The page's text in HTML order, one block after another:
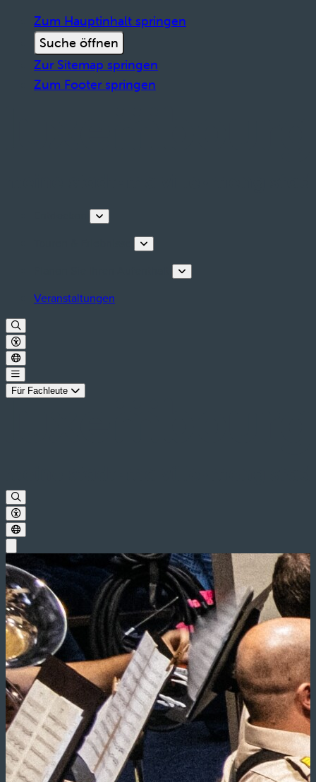
Zum Hauptinhalt springen
Suche öffnen
Zur Sitemap springen
Zum Footer springen
Veranstaltungen
Für Fachleute